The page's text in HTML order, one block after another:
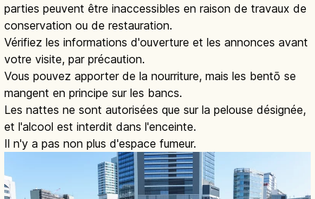
parties peuvent être inaccessibles en raison de travaux de
conservation ou de restauration.
Vérifiez les informations d'ouverture et les annonces avant
votre visite, par précaution.
Vous pouvez apporter de la nourriture, mais les bentō se
mangent en principe sur les bancs.
Les nattes ne sont autorisées que sur la pelouse désignée,
et l'alcool est interdit dans l'enceinte.
Il n'y a pas non plus d'espace fumeur.